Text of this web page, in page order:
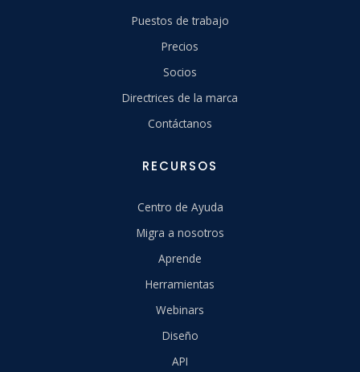
Puestos de trabajo
Precios
Socios
Directrices de la marca
Contáctanos
RECURSOS
Centro de Ayuda
Migra a nosotros
Aprende
Herramientas
Webinars
Diseño
API